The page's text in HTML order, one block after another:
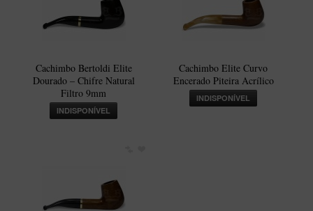
Cachimbo Bertoldi Elite
Dourado – Chifre Natural
Filtro 9mm
INDISPONÍVEL
Cachimbo Elite Curvo
Encerado Piteira Acrílico
INDISPONÍVEL